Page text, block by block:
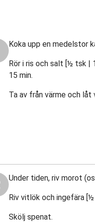
Koka upp en medelstor
Rör i ris och salt [½ tsk |
15 min.
Ta av från värme och låt
Under tiden, riv morot
Riv vitlök och ingefära
Skölj spenat.